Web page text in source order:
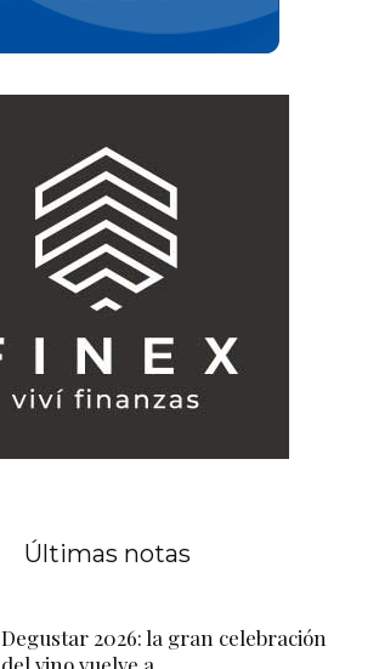
Últimas notas
Degustar 2026: la gran celebración